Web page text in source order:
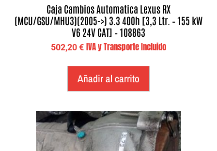
Caja Cambios Automatica Lexus RX
(MCU/GSU/MHU3)(2005->) 3.3 400h [3,3 Ltr. – 155 kW
V6 24V CAT] – 108863
502,20€ IVA y Transporte Incluido
Añadir al carrito